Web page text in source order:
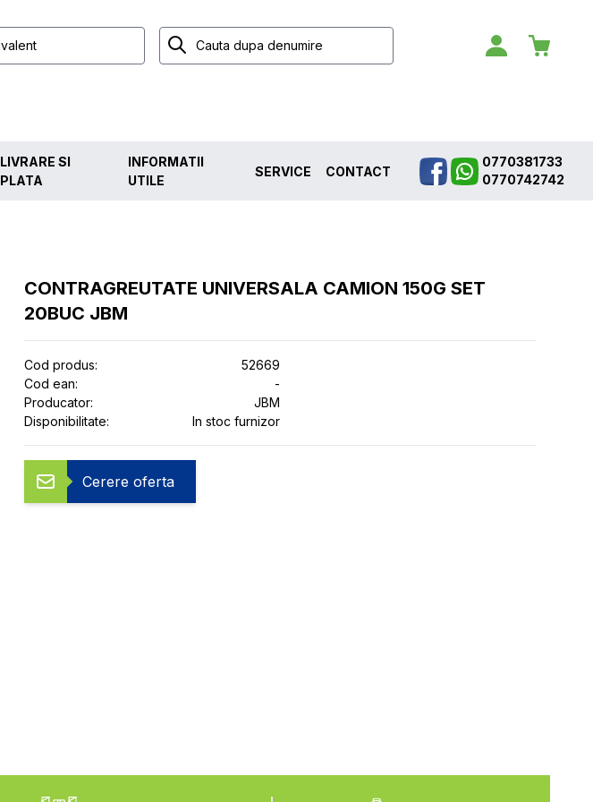
LIVRARE SI
PLATA
INFORMATII
UTILE
SERVICE CONTACT
0770381733
0770742742
CONTRAGREUTATE UNIVERSALA CAMION 150G SET
20BUC JBM
Cod produs:
52669
Cod ean:
-
Producator:
JBM
Disponibilitate:
In stoc furnizor
Cerere oferta